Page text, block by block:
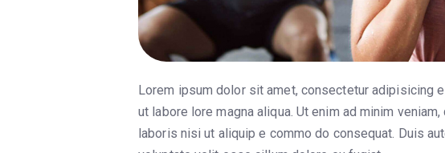
Lorem ipsum dolor sit amet, consectetur adipisicing
ut labore lore magna aliqua. Ut enim ad minim
laboris nisi ut aliquip e commo do consequat. Duis